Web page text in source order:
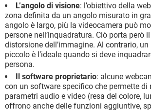
L’angolo di visione: l’obiettivo della
zona definita da un angolo misurato in
angolo è largo, più la videocamera può
persone nell’inquadratura. Ciò porta però
distorsione dell’immagine. Al contrario,
piccolo è l’ideale quando si deve
persona.
Il software proprietario: alcune
con un software specifico che permette di
parametri audio e video (resa del colore,
offrono anche delle funzioni aggiuntive,